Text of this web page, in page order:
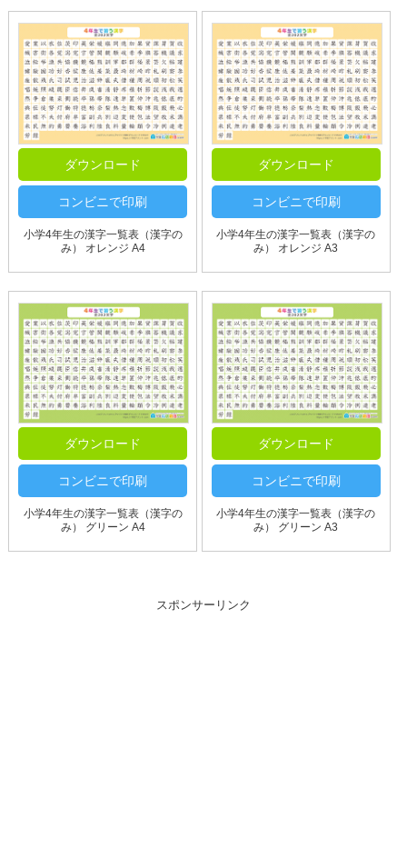
ダウンロード
コンビニで印刷
小学4年生の漢字一覧表（漢字の
み） オレンジ A4
ダウンロード
コンビニで印刷
小学4年生の漢字一覧表（漢字の
み） オレンジ A3
ダウンロード
コンビニで印刷
小学4年生の漢字一覧表（漢字の
み） グリーン A4
ダウンロード
コンビニで印刷
小学4年生の漢字一覧表（漢字の
み） グリーン A3
スポンサーリンク